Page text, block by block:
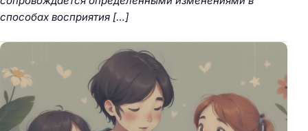
способах восприятия […]